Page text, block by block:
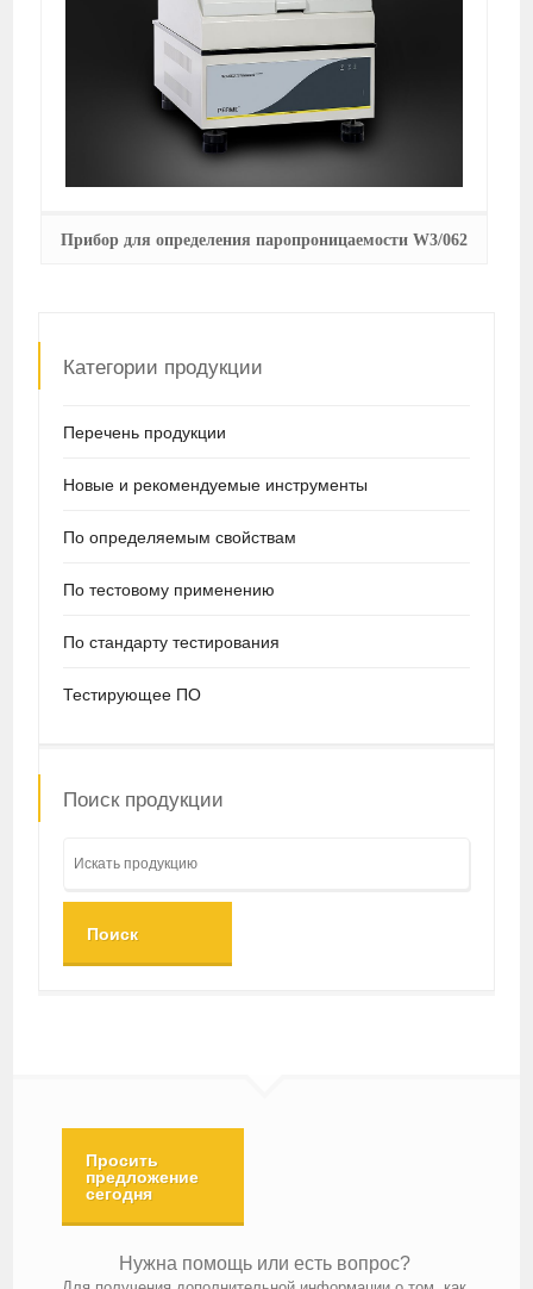
Прибор для определения паропроницаемости W3/062
Категории продукции
Перечень продукции
Новые и рекомендуемые инструменты
По определяемым свойствам
По тестовому применению
По стандарту тестирования
Тестирующее ПО
Поиск продукции
Поиск
Просить
предложение
сегодня
Нужна помощь или есть вопрос?